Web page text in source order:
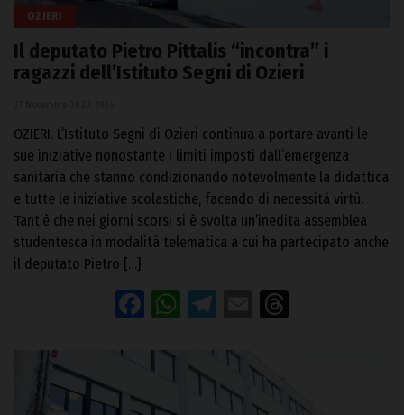
OZIERI
Il deputato Pietro Pittalis “incontra” i
ragazzi dell’Istituto Segni di Ozieri
OZIERI. L’Istituto Segni di Ozieri continua a portare avanti le
sue iniziative nonostante i limiti imposti dall’emergenza
sanitaria che stanno condizionando notevolmente la didattica
e tutte le iniziative scolastiche, facendo di necessità virtù.
Tant’è che nei giorni scorsi si è svolta un’inedita assemblea
studentesca in modalità telematica a cui ha partecipato anche
il deputato Pietro […]
Facebook
WhatsApp
Telegram
Email